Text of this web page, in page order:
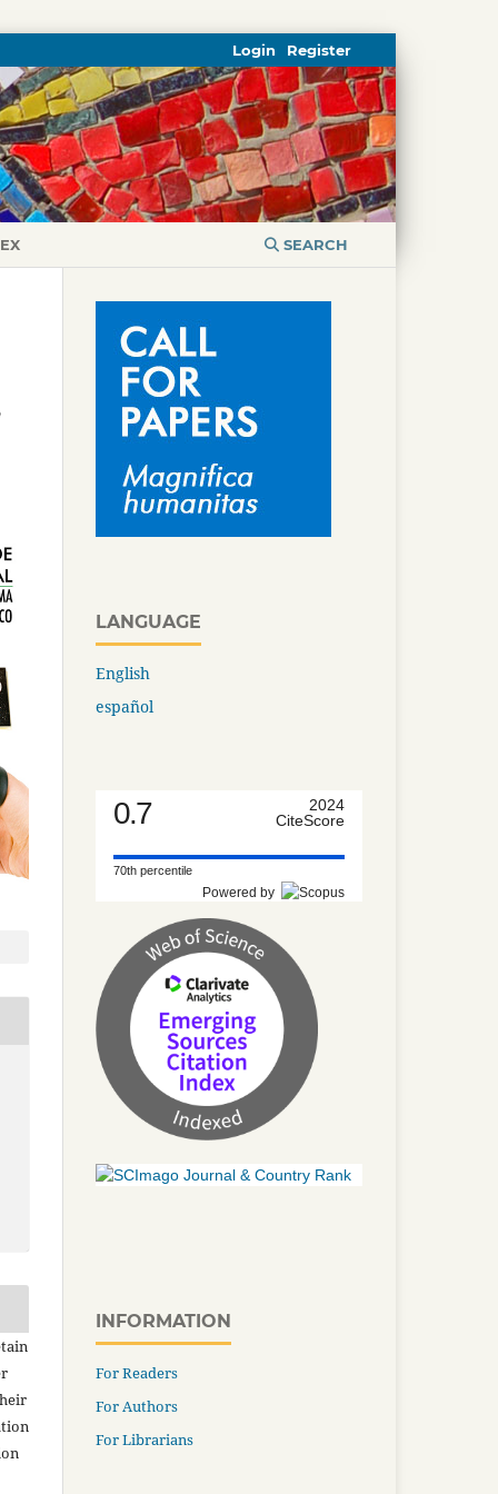
SEARCH
Register
Login
LANGUAGE
English
español
0.7
2024
CiteScore
70th percentile
Powered by
INFORMATION
For Readers
For Authors
For Librarians